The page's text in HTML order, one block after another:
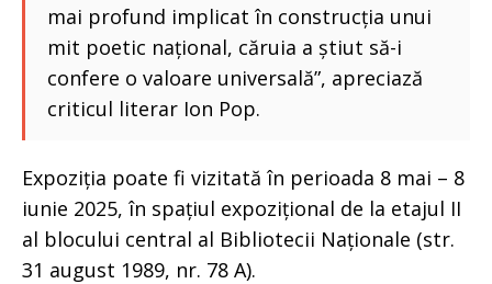
mai profund implicat în construcția unui
mit poetic național, căruia a știut să-i
confere o valoare universală”, apreciază
criticul literar Ion Pop.
Expoziția poate fi vizitată în perioada 8 mai – 8
iunie 2025, în spațiul expozițional de la etajul II
al blocului central al Bibliotecii Naționale (str.
31 august 1989, nr. 78 A).